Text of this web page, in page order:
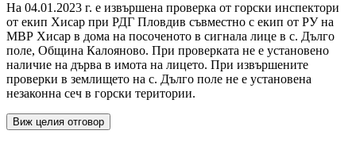
На 04.01.2023 г. е извършена проверка от горски инспектори
от екип Хисар при РДГ Пловдив съвместно с екип от РУ на
МВР Хисар в дома на посоченото в сигнала лице в с. Дълго
поле, Община Калояново. При проверката не е установено
наличие на дърва в имота на лицето. При извършените
проверки в землището на с. Дълго поле не е установена
незаконна сеч в горски територии.
Виж целия отговор